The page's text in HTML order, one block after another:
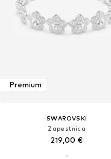
Premium
SWAROVSKI
Zapestnica
219,00 €